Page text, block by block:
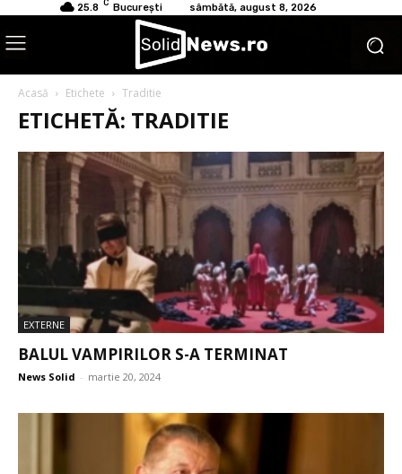
25.8 C București sâmbătă, august 8, 2026
Acasă Etichete Traditie
ETICHETĂ: TRADITIE
EXTERNE
BALUL VAMPIRILOR S-A TERMINAT
News Solid - martie 20, 2024